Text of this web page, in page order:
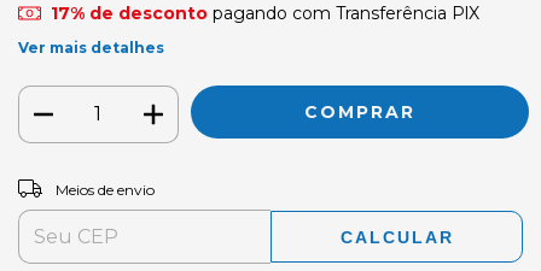
17% de descontopagando com Transferência PlX
Ver mais detalhes
Entregas para o CEP:
Meios de envio
CALCULAR